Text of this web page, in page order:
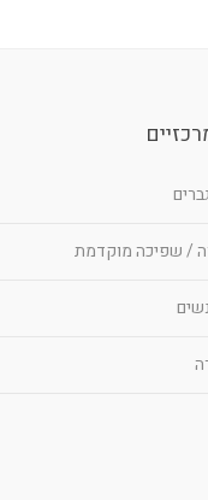
/ שפיכה מוקדמת